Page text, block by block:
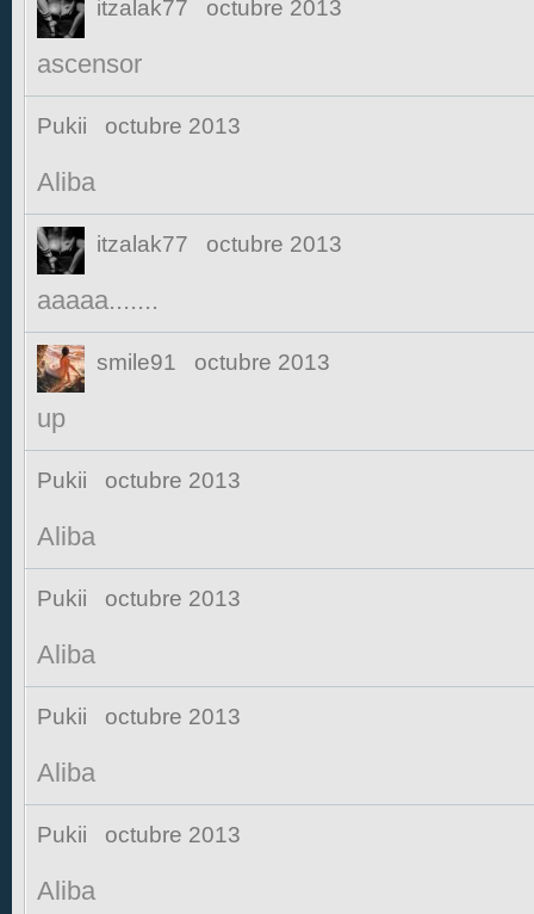
itzalak77 octubre 2013
ascensor
Pukii octubre 2013
Aliba
itzalak77 octubre 2013
aaaaa.......
smile91 octubre 2013
up
Pukii octubre 2013
Aliba
Pukii octubre 2013
Aliba
Pukii octubre 2013
Aliba
Pukii octubre 2013
Aliba